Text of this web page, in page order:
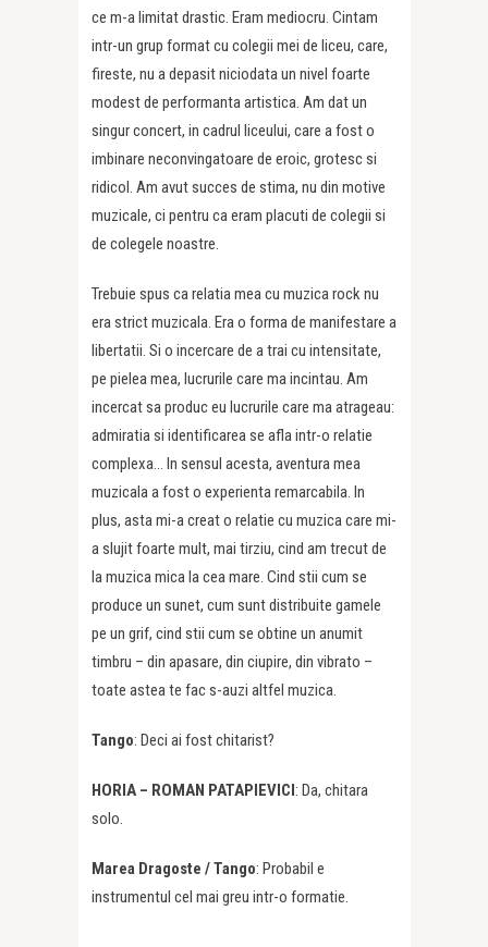
ce m-a limitat drastic. Eram mediocru. Cintam
intr-un grup format cu colegii mei de liceu, care,
fireste, nu a depasit niciodata un nivel foarte
modest de performanta artistica. Am dat un
singur concert, in cadrul liceului, care a fost o
imbinare neconvingatoare de eroic, grotesc si
ridicol. Am avut succes de stima, nu din motive
muzicale, ci pentru ca eram placuti de colegii si
de colegele noastre.
Trebuie spus ca relatia mea cu muzica rock nu
era strict muzicala. Era o forma de manifestare a
libertatii. Si o incercare de a trai cu intensitate,
pe pielea mea, lucrurile care ma incintau. Am
incercat sa produc eu lucrurile care ma atrageau:
admiratia si identificarea se afla intr-o relatie
complexa… In sensul acesta, aventura mea
muzicala a fost o experienta remarcabila. In
plus, asta mi-a creat o relatie cu muzica care mi-
a slujit foarte mult, mai tirziu, cind am trecut de
la muzica mica la cea mare. Cind stii cum se
produce un sunet, cum sunt distribuite gamele
pe un grif, cind stii cum se obtine un anumit
timbru – din apasare, din ciupire, din vibrato –
toate astea te fac s-auzi altfel muzica.
Tango: Deci ai fost chitarist?
HORIA – ROMAN PATAPIEVICI: Da, chitara
solo.
Marea Dragoste /Tango: Probabil e
instrumentul cel mai greu intr-o formatie.